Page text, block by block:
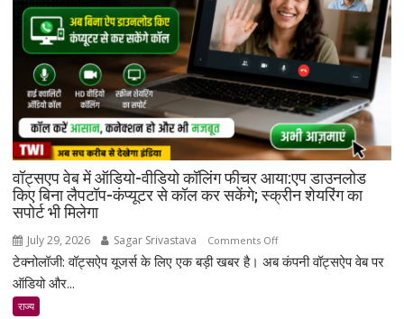
आतंकवाद
को
बढ़ावा
देने
का
आरोप,
एप
पर
का
खतरा
वॉट्सएप वेब में ऑडियो-वीडियो कॉलिंग फीचर आया:एप डाउनलोड
किए बिना लैपटॉप-कंप्यूटर से कॉल कर सकेंगे; स्क्रीन शेयरिंग का
सपोर्ट भी मिलेगा
July 29, 2026 Sagar Srivastava Comments Offon
वॉट्सएप
टेक्नोलॉजी: वॉट्सऐप यूजर्स के लिए एक बड़ी खबर है। अब कंपनी वॉट्सऐप वेब पर
ऑडियो और...
राज्य